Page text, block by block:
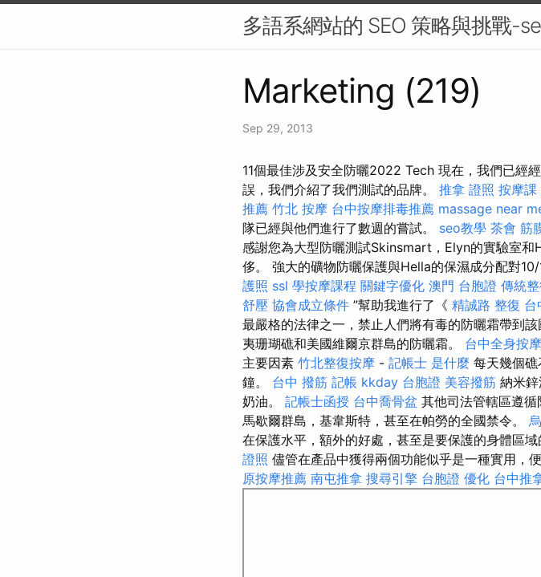
多語系網站的 SEO 策略與挑戰-
Marketing (219)
Sep 29, 2013
11個最佳涉及安全防曬2022 Tech 現在，我們已經
誤，我們介紹了我們測試的品牌。 推拿 證照 按摩課
推薦 竹北 按摩 台中按摩排毒推薦 massage near
隊已經與他們進行了數週的嘗試。 seo教學 茶會 筋
感謝您為大型防曬測試Skinsmart，Elyn的實驗室
侈。 強大的礦物防曬保護與Hella的保濕成分配對
護照 ssl 學按摩課程 關鍵字優化 澳門 台胞證 傳統
舒壓 協會成立條件 ”幫助我進行了《 精誠路 整復 台
最嚴格的法律之一，禁止人們將有毒的防曬霜帶到該
夷珊瑚礁和美國維爾京群島的防曬霜。 台中全身按
主要因素 竹北整復按摩 - 記帳士 是什麼 每天幾個
鐘。 台中 撥筋 記帳 kkday 台胞證 美容撥筋 納米
奶油。 記帳士函授 台中喬骨盆 其他司法管轄區遵循
馬歇爾群島，基韋斯特，甚至在帕勞的全國禁令。
在保護水平，額外的好處，甚至是要保護的身體區域
證照 儘管在產品中獲得兩個功能似乎是一種實用，
原按摩推薦 南屯推拿 搜尋引擎 台胞證 優化 台中推